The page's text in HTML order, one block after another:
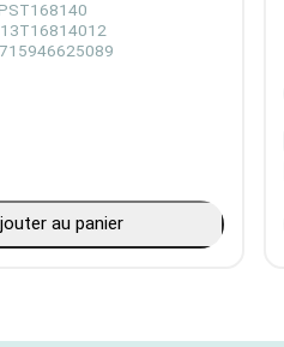
au panier